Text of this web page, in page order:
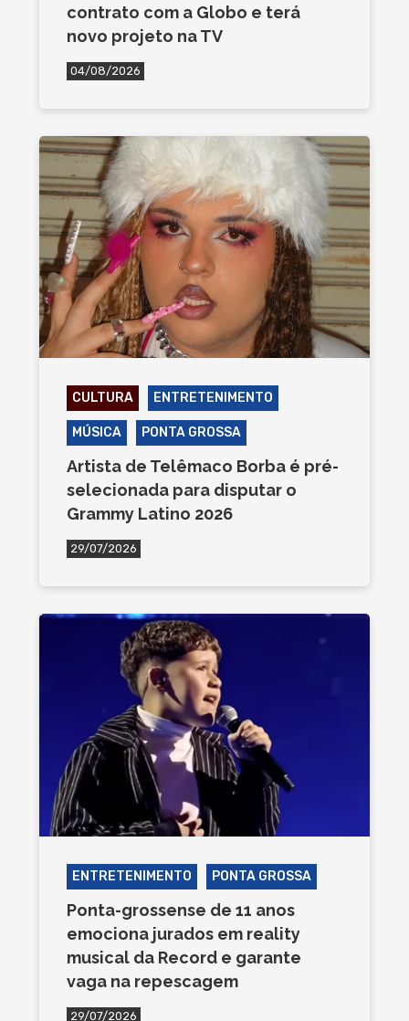
contrato com a Globo e terá
novo projeto na TV
04/08/2026
CULTURA ENTRETENIMENTO
MÚSICA PONTA GROSSA
Artista de Telêmaco Borba é pré-
selecionada para disputar o
Grammy Latino 2026
29/07/2026
ENTRETENIMENTO PONTA GROSSA
Ponta-grossense de 11 anos
emociona jurados em reality
musical da Record e garante
vaga na repescagem
29/07/2026